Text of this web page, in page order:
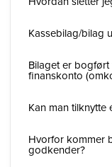
Kassebilag/bilag
Bilaget er
finanskonto
Kan man
Hvorfor kommer
godkender?